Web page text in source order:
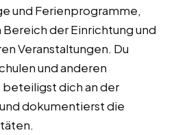
und Ferienprogramme,
der Einrichtung und
Veranstaltungen. Du
und anderen
dich an der
dokumentierst die